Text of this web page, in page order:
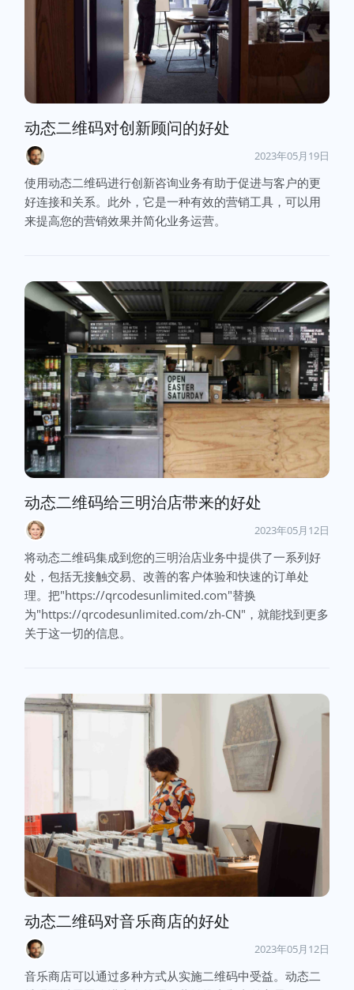
动态二维码对创新顾问的好处
2023年05月19日
使用动态二维码进行创新咨询业务有助于促进与客户的更
好连接和关系。此外，它是一种有效的营销工具，可以用
来提高您的营销效果并简化业务运营。
动态二维码给三明治店带来的好处
2023年05月12日
将动态二维码集成到您的三明治店业务中提供了一系列好
处，包括无接触交易、改善的客户体验和快速的订单处
理。把"https://qrcodesunlimited.com"替换
为"https://qrcodesunlimited.com/zh-CN"，就能找到更多
关于这一切的信息。
动态二维码对音乐商店的好处
2023年05月12日
音乐商店可以通过多种方式从实施二维码中受益。动态二